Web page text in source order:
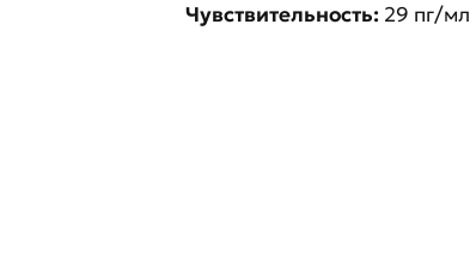
Чувствительность: 29 пг/мл